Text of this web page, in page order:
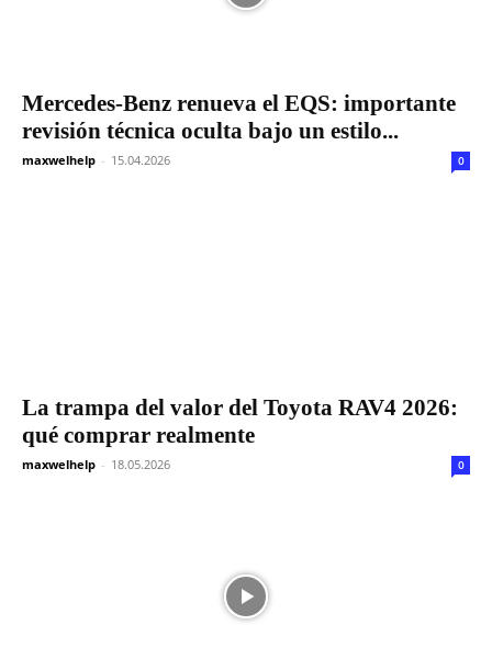
Mercedes-Benz renueva el EQS: importante
revisión técnica oculta bajo un estilo...
maxwelhelp - 15.04.2026 0
La trampa del valor del Toyota RAV4 2026:
qué comprar realmente
maxwelhelp - 18.05.2026 0